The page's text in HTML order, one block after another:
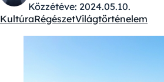
Közzétéve: 2024.05.10.
Kategóriák:
KultúraRégészetVilágtörténelem